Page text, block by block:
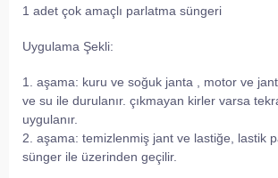
1 adet çok amaçlı parlatma süngeri
Uygulama Şekli:
1. aşama: kuru ve soğuk janta , motor ve jant
ve su ile durulanır. çıkmayan kirler varsa
uygulanır.
2. aşama: temizlenmiş jant ve lastiğe, lastik
sünger ile üzerinden geçilir.